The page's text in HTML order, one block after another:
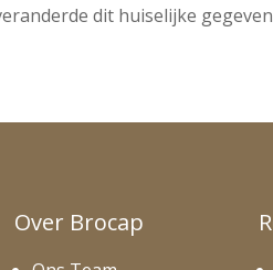
dit huiselijke
Over Brocap